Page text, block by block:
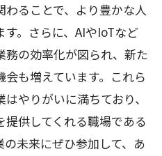
ることで、より豊かな人
。さらに、AIやIoTなど
の効率化が図られ、新た
も増えています。これら
やりがいに満ちており、
供してくれる職場である
未来にぜひ参加して、あ